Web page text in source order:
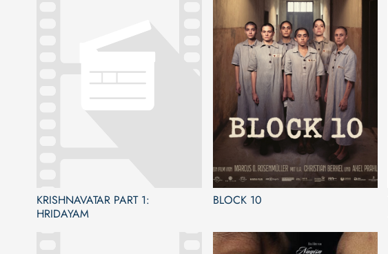
KRISHNAVATAR PART 1:
HRIDAYAM
BLOCK 10